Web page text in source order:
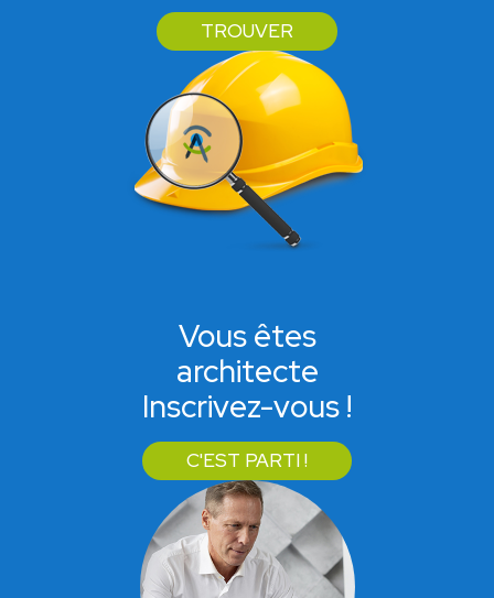
TROUVER
Vous êtes
architecte
Inscrivez-vous !
C'EST PARTI !